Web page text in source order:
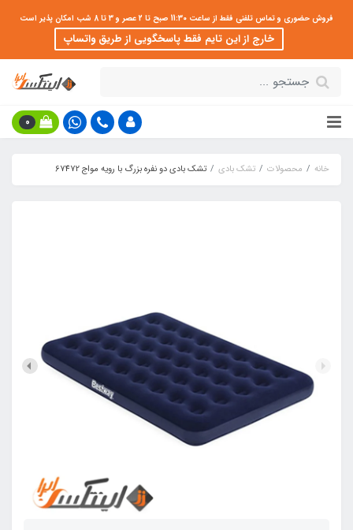
فروش حضوری و تماس تلفنی فقط از ساعت 11:30 صبح تا 2 عصر و 3 تا 8 شب امکان پذیر است
خارج از این تایم فقط پاسخگویی از طریق واتساپ
0
خانه محصولات تشک بادی تشک بادی دو نفره بزرگ با رویه مواج 67472